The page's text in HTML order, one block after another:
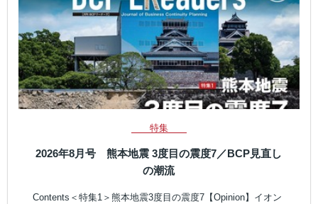
特集
2026年8月号 熊本地震 3度目の震度7／BCP見直し
の潮流
Contents＜特集1＞熊本地震3度目の震度7【Opinion】イオン